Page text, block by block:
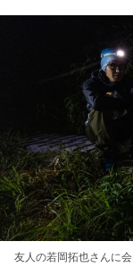
友人の若岡拓也さんに